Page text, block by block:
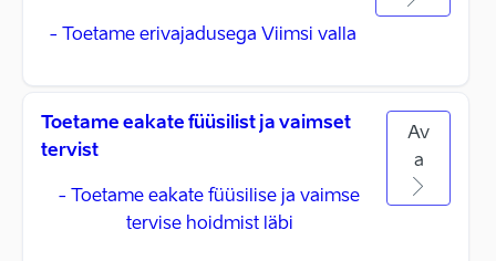
- Toetame erivajadusega Viimsi valla
Toetame eakate füüsilist ja vaimset
tervist
- Toetame eakate füüsilise ja vaimse
tervise hoidmist läbi
Av
a